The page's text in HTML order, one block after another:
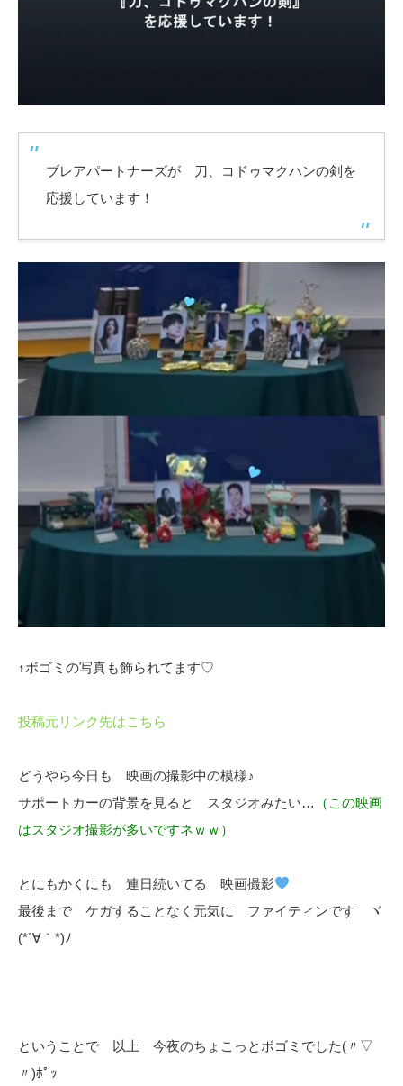
ブレアパートナーズが 刀、コドゥマクハンの剣を
応援しています！
↑ボゴミの写真も飾られてます♡
投稿元リンク先はこちら
どうやら今日も 映画の撮影中の模様♪
サポートカーの背景を見ると スタジオみたい…
（この映画
はスタジオ撮影が多いですネｗｗ）
とにもかくにも 連日続いてる 映画撮影
最後まで ケガすることなく元気に ファイティンです ヾ
(*´∀｀*)ﾉ
ということで 以上 今夜のちょこっとボゴミでした(〃▽
〃)ﾎﾟｯ